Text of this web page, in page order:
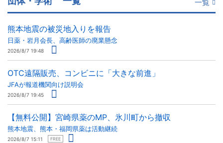
一覧
熊本地震の被災地入りを報告
日薬・岩月会長、高齢医師の廃業懸念
2026/8/7 19:48
OTC遠隔販売、コンビニに「大きな前進」
JFAが報道機関向け説明会
2026/8/7 19:45
【無料公開】宮崎県薬のMP、氷川町から撤収
熊本地震、熊本・福岡県薬は活動継続
2026/8/7 15:11 FREE